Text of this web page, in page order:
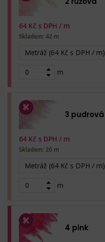
Metráž (64 Kč s DPH / m)
m
64 Kč s DPH / m
Skladem: 42 m
3 pudrová
Metráž (64 Kč s DPH / m)
m
64 Kč s DPH / m
Skladem: 20 m
4 pink